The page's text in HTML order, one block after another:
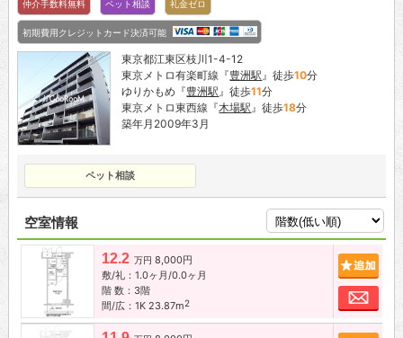
仲介手数料無料 ペット相談 礼金ゼロ
初期費用クレジットカード決済可能
東京都江東区枝川1-4-12
東京メトロ有楽町線『豊洲駅 』徒歩10分
ゆりかもめ『豊洲駅 』徒歩11分
東京メトロ東西線『木場駅 』徒歩18分
築年月2009年3月
ペット相談
空室情報
12.2 万円 8,000円
敷/礼：1.0ヶ月/0.0ヶ月
階 数：3階
間/広：1K 23.87m2
お